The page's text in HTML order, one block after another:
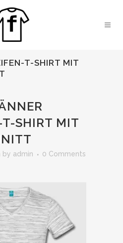
T-SHIRT MIT
SHIRT MIT
by admin
0 Comments